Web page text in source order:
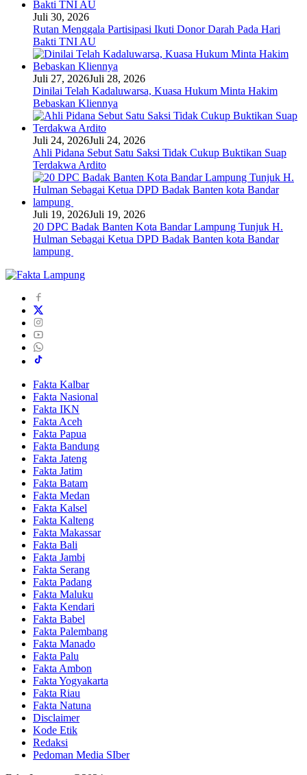
Juli 30, 2026
Rutan Menggala Partisipasi Ikuti Donor Darah Pada Hari
Bakti TNI AU
Juli 27, 2026Juli 28, 2026
Dinilai Telah Kadaluwarsa, Kuasa Hukum Minta Hakim
Bebaskan Kliennya
Juli 24, 2026Juli 24, 2026
Ahli Pidana Sebut Satu Saksi Tidak Cukup Buktikan Suap
Terdakwa Ardito
Juli 19, 2026Juli 19, 2026
20 DPC Badak Banten Kota Bandar Lampung Tunjuk H.
Hulman Sebagai Ketua DPD Badak Banten kota Bandar
lampung
Fakta Kalbar
Fakta Nasional
Fakta IKN
Fakta Aceh
Fakta Papua
Fakta Bandung
Fakta Jateng
Fakta Jatim
Fakta Batam
Fakta Medan
Fakta Kalsel
Fakta Kalteng
Fakta Makassar
Fakta Bali
Fakta Jambi
Fakta Serang
Fakta Padang
Fakta Maluku
Fakta Kendari
Fakta Babel
Fakta Palembang
Fakta Manado
Fakta Palu
Fakta Ambon
Fakta Yogyakarta
Fakta Riau
Fakta Natuna
Disclaimer
Kode Etik
Redaksi
Pedoman Media SIber